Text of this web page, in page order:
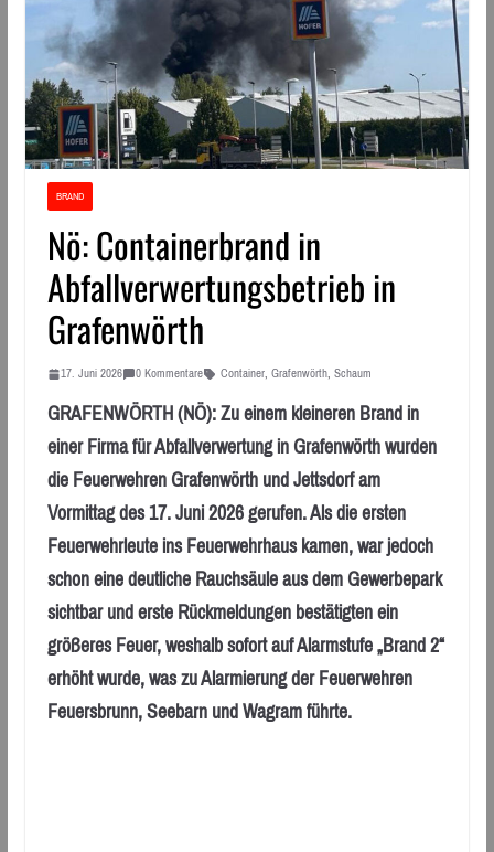
BRAND
Nö: Containerbrand in
Abfallverwertungsbetrieb in
Grafenwörth
17. Juni 2026 0 Kommentare Container, Grafenwörth, Schaum
GRAFENWÖRTH (NÖ): Zu einem kleineren Brand in
einer Firma für Abfallverwertung in Grafenwörth wurden
die Feuerwehren Grafenwörth und Jettsdorf am
Vormittag des 17. Juni 2026 gerufen. Als die ersten
Feuerwehrleute ins Feuerwehrhaus kamen, war jedoch
schon eine deutliche Rauchsäule aus dem Gewerbepark
sichtbar und erste Rückmeldungen bestätigten ein
größeres Feuer, weshalb sofort auf Alarmstufe „Brand 2“
erhöht wurde, was zu Alarmierung der Feuerwehren
Feuersbrunn, Seebarn und Wagram führte.